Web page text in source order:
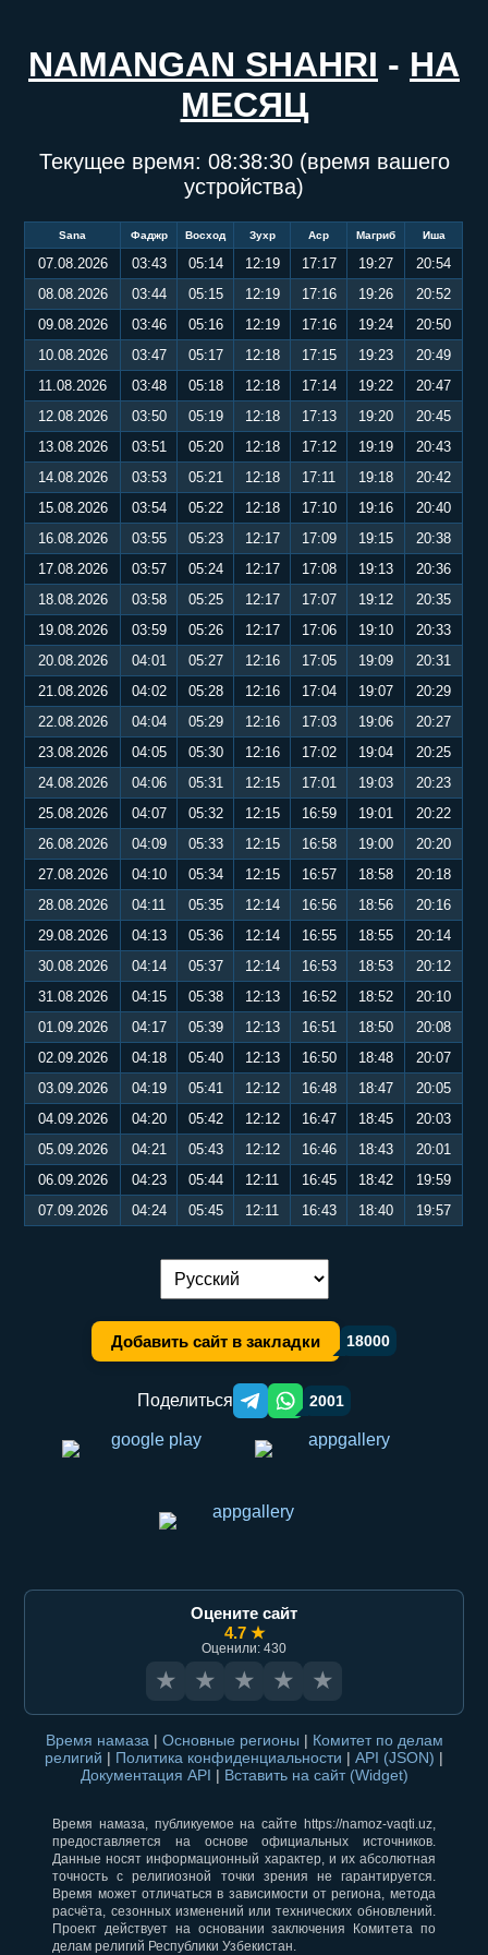
NAMANGAN SHAHRI - НА
МЕСЯЦ
Текущее время: 08:38:31(время вашего
устройства)
Sana Фаджр Восход Зухр Аср Магриб Иша
07.08.2026 03:43 05:14 12:19 17:17 19:27
20:54
08.08.2026
03:44 05:15 12:19 17:16 19:26
20:52
09.08.2026
03:46 05:16 12:19 17:16 19:24
20:50
10.08.2026
03:47 05:17 12:18 17:15 19:23
20:49
11.08.2026
03:48 05:18 12:18 17:14 19:22
20:47
12.08.2026
03:50 05:19 12:18 17:13 19:20
20:45
13.08.2026
03:51 05:20 12:18 17:12 19:19
20:43
14.08.2026
03:53 05:21 12:18 17:11 19:18
20:42
15.08.2026
03:54 05:22 12:18 17:10 19:16
20:40
16.08.2026
03:55 05:23 12:17 17:09 19:15
20:38
17.08.2026
03:57 05:24 12:17 17:08 19:13
20:36
18.08.2026
03:58 05:25 12:17 17:07 19:12
20:35
19.08.2026
03:59 05:26 12:17 17:06 19:10
20:33
20.08.2026
04:01 05:27 12:16 17:05 19:09
20:31
21.08.2026
04:02 05:28 12:16 17:04 19:07
20:29
22.08.2026
04:04 05:29 12:16 17:03 19:06
20:27
23.08.2026
04:05 05:30 12:16 17:02 19:04
20:25
24.08.2026
04:06 05:31 12:15 17:01 19:03
20:23
25.08.2026
04:07 05:32 12:15 16:59 19:01
20:22
26.08.2026
04:09 05:33 12:15 16:58 19:00
20:20
27.08.2026
04:10 05:34 12:15 16:57 18:58
20:18
28.08.2026
04:11 05:35 12:14 16:56 18:56
20:16
29.08.2026
04:13 05:36 12:14 16:55 18:55
20:14
30.08.2026
04:14 05:37 12:14 16:53 18:53
20:12
31.08.2026
04:15 05:38 12:13 16:52 18:52
20:10
01.09.2026
04:17 05:39 12:13 16:51 18:50
20:08
02.09.2026
04:18 05:40 12:13 16:50 18:48
20:07
03.09.2026
04:19 05:41 12:12 16:48 18:47
20:05
04.09.2026
04:20 05:42 12:12 16:47 18:45
20:03
05.09.2026
04:21 05:43 12:12 16:46 18:43
20:01
06.09.2026
04:23 05:44 12:11 16:45 18:42
19:59
07.09.2026
04:24 05:45 12:11 16:43 18:40 19:57
Переключение языка:
Добавить сайт в закладки 18000
Поделиться Telegram orqali ulashish
WhatsApp orqali ulashish
2001
Оцените сайт
4.7 ★
Оценили: 430
★ ★ ★ ★ ★
Время намаза | Основные регионы | Комитет по делам
религий | Политика конфиденциальности | API (JSON) |
Документация API | Вставить на сайт (Widget)
Время намаза, публикуемое на сайте https://namoz-vaqti.uz,
предоставляется на основе официальных источников.
Данные носят информационный характер, и их абсолютная
точность с религиозной точки зрения не гарантируется.
Время может отличаться в зависимости от региона, метода
расчёта, сезонных изменений или технических обновлений.
Проект действует на основании заключения Комитета по
делам религий Республики Узбекистан.